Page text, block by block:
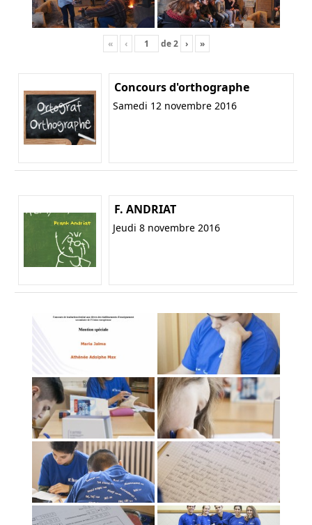
« ‹ de2 › »
Concours d'orthographe
Samedi 12 novembre 2016
F. ANDRIAT
Jeudi 8 novembre 2016